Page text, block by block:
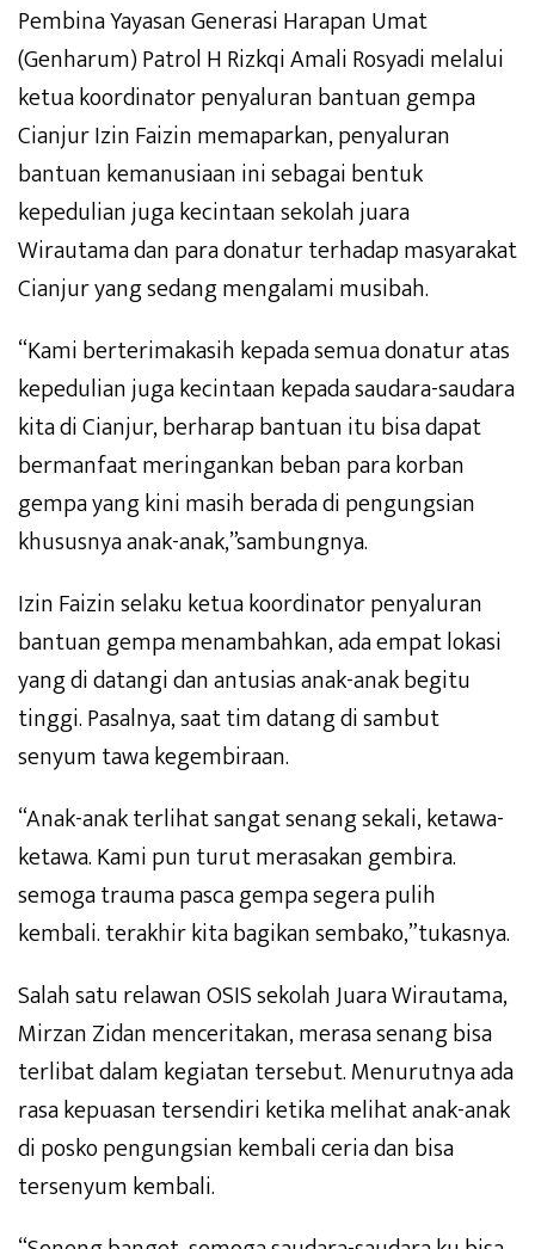
Pembina Yayasan Generasi Harapan Umat
(Genharum) Patrol H Rizkqi Amali Rosyadi melalui
ketua koordinator penyaluran bantuan gempa
Cianjur Izin Faizin memaparkan, penyaluran
bantuan kemanusiaan ini sebagai bentuk
kepedulian juga kecintaan sekolah juara
Wirautama dan para donatur terhadap masyarakat
Cianjur yang sedang mengalami musibah.
“Kami berterimakasih kepada semua donatur atas
kepedulian juga kecintaan kepada saudara-saudara
kita di Cianjur, berharap bantuan itu bisa dapat
bermanfaat meringankan beban para korban
gempa yang kini masih berada di pengungsian
khususnya anak-anak,”sambungnya.
Izin Faizin selaku ketua koordinator penyaluran
bantuan gempa menambahkan, ada empat lokasi
yang di datangi dan antusias anak-anak begitu
tinggi. Pasalnya, saat tim datang di sambut
senyum tawa kegembiraan.
“Anak-anak terlihat sangat senang sekali, ketawa-
ketawa. Kami pun turut merasakan gembira.
semoga trauma pasca gempa segera pulih
kembali. terakhir kita bagikan sembako,”tukasnya.
Salah satu relawan OSIS sekolah Juara Wirautama,
Mirzan Zidan menceritakan, merasa senang bisa
terlibat dalam kegiatan tersebut. Menurutnya ada
rasa kepuasan tersendiri ketika melihat anak-anak
di posko pengungsian kembali ceria dan bisa
tersenyum kembali.